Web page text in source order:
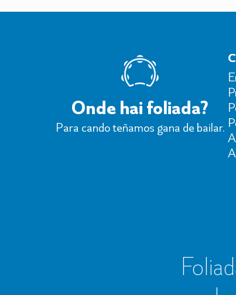
Onde hai foliada?
Para cando teñamos gana de bailar.